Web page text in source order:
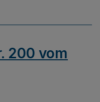
200 vom